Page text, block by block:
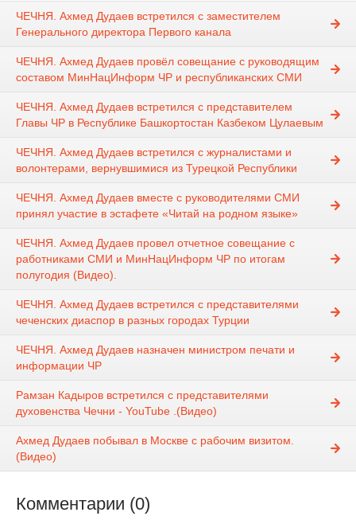
ЧЕЧНЯ. Ахмед Дудаев встретился с заместителем
Генерального директора Первого канала
ЧЕЧНЯ. Ахмед Дудаев провёл совещание с руководящим
составом МинНацИнформ ЧР и республиканских СМИ
ЧЕЧНЯ. Ахмед Дудаев встретился с представителем
Главы ЧР в Республике Башкортостан Казбеком Цулаевым
ЧЕЧНЯ. Ахмед Дудаев встретился с журналистами и
волонтерами, вернувшимися из Турецкой Республики
ЧЕЧНЯ. Ахмед Дудаев вместе с руководителями СМИ
принял участие в эстафете «Читай на родном языке»
ЧЕЧНЯ. Ахмед Дудаев провел отчетное совещание с
работниками СМИ и МинНацИнформ ЧР по итогам
полугодия (Видео).
ЧЕЧНЯ. Ахмед Дудаев встретился с представителями
чеченских диаспор в разных городах Турции
ЧЕЧНЯ. Ахмед Дудаев назначен министром печати и
информации ЧР
Рамзан Кадыров встретился с представителями
духовенства Чечни - YouTube .(Видео)
Ахмед Дудаев побывал в Москве с рабочим визитом.
(Видео)
Комментарии (0)